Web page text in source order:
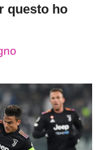
questo ho